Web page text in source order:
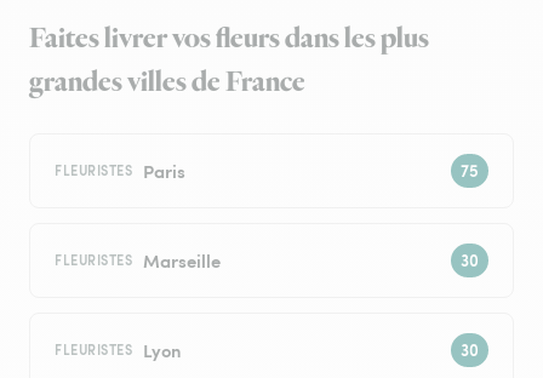
Faites livrer vos fleurs dans les plus
grandes villes de France
FLEURISTES Paris
FLEURISTES Marseille
FLEURISTES Lyon